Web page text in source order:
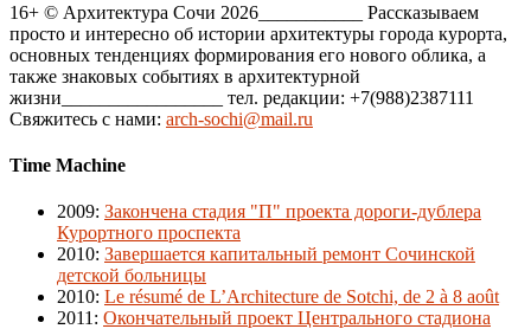
16+ © Архитектура Сочи 2026___________ Рассказываем
просто и интересно об истории архитектуры города курорта,
основных тенденциях формирования его нового облика, а
также знаковых событиях в архитектурной
жизни_________________ тел. редакции: +7(988)2387111
Свяжитесь с нами: arch-sochi@mail.ru
Time Machine
2009: Закончена стадия "П" проекта дороги-дублера
Курортного проспекта
2010: Завершается капитальный ремонт Сочинской
детской больницы
2010: Le résumé de L’Architecture de Sotchi, de 2 à 8 août
2011 : Окончательный проект Центрального стадиона